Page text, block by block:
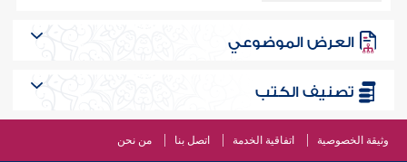
العرض الموضوعي
تصنيف الكتب
وثيقة الخصوصية اتفاقية الخدمة اتصل بنا من نحن